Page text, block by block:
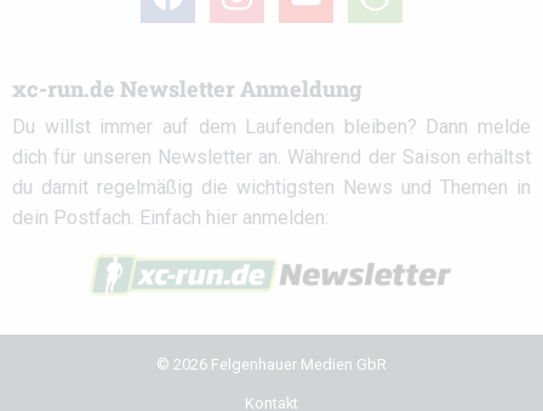
circle
xc-run.de Newsletter Anmeldung
Du willst immer auf dem Laufenden bleiben? Dann melde
dich für unseren Newsletter an. Während der Saison erhältst
du damit regelmäßig die wichtigsten News und Themen in
dein Postfach. Einfach hier anmelden:
© 2026 Felgenhauer Medien GbR
Kontakt